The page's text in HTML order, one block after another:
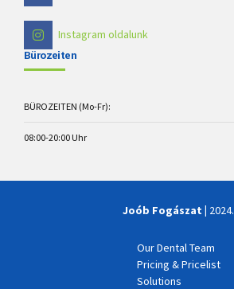
Instagram oldalunk
Bürozeiten
BÜROZEITEN (Mo-Fr):
08:00-20:00 Uhr
Joób Fogászat | 2024.
Our Dental Team
Pricing & Pricelist
Solutions